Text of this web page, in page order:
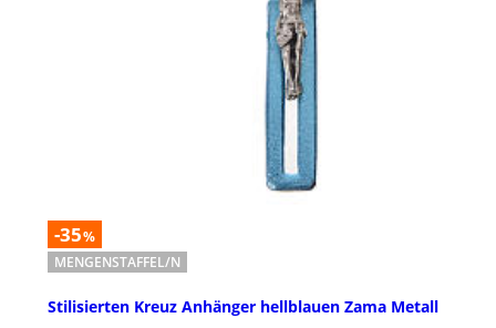
-35%
MENGENSTAFFEL/N
Stilisierten Kreuz Anhänger hellblauen Zama Metall